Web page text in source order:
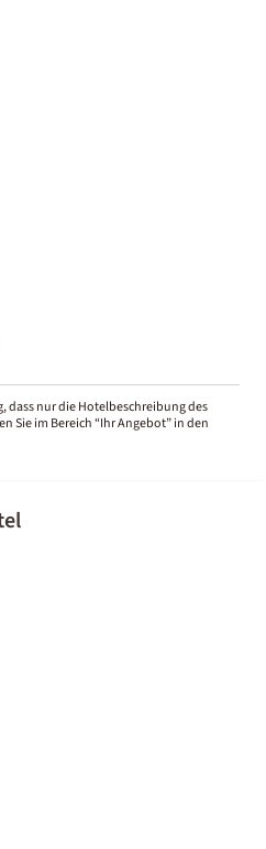
dass nur die Hotelbeschreibung des
Sie im Bereich “Ihr Angebot” in den